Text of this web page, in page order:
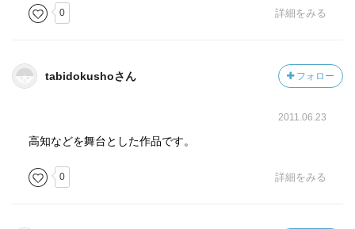
ですけれど、鏡を捧げた途端に空が晴れて波が静まったな
んていうエピソードもありました。
のですが、三種の神器の一つにあるくらいですし、鏡には
何か特別な意味があったのでしょうね。
0 詳細をみる
tabidokushoさん フォロー
2011.06.23
高知などを舞台とした作品です。
0 詳細をみる